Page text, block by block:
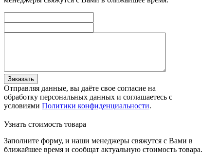
Заказать
Отправляя данные, вы даёте свое согласие на
обработку персональных данных и соглашаетесь с
условиями Политики конфиденциальности.
Узнать стоимость товара
Заполните форму, и наши менеджеры свяжутся с Вами в
ближайшее время и сообщат актуальную стоимость товара.